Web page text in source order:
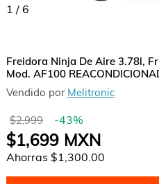
1 / 6
Freidora Ninja De Aire 3.78l,
Mod. AF100
Vendido por Melitronic
$2,999 -43%
$1,699MXN
Ahorras $1,300.00